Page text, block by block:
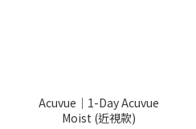
Acuvue｜1-Day Acuvue
Moist (近視款)